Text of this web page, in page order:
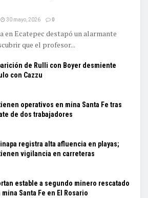
30 mayo, 2026 0
en Ecatepec destapó un alarmante
que el profesor...
de Rulli con Boyer desmiente
con Cazzu
operativos en mina Santa Fe tras
de dos trabajadores
registra alta afluencia en playas;
vigilancia en carreteras
estable a segundo minero rescatado
mina Santa Fe en El Rosario